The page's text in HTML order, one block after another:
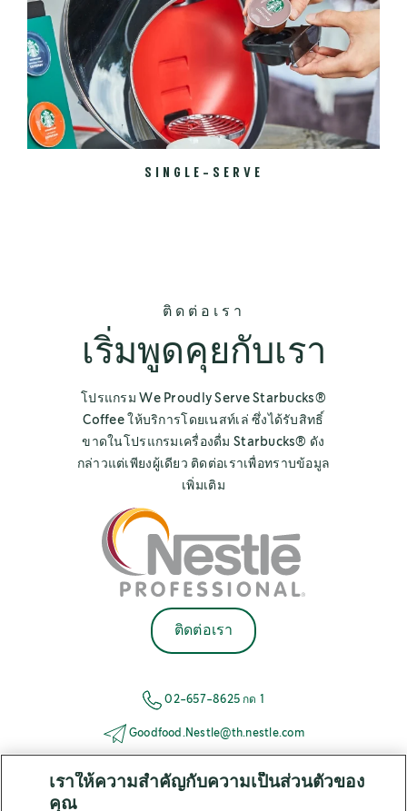
SINGLE-SERVE
ติดต่อเรา
เริ่มพูดคุยกับเรา
โปรแกรม We Proudly Serve Starbucks®
Coffee ให้บริการโดยเนสท์เล่ ซึ่งได้รับสิทธิ์
ขาดในโปรแกรมเครื่องดื่ม Starbucks® ดัง
กล่าวแต่เพียงผู้เดียว ติดต่อเราเพื่อทราบข้อมูล
เพิ่มเติม
ติดต่อเรา
02-657-8625 กด 1
Goodfood.Nestle@th.nestle.com
เราให้ความสำคัญกับความเป็นส่วนตัวของ
คุณ